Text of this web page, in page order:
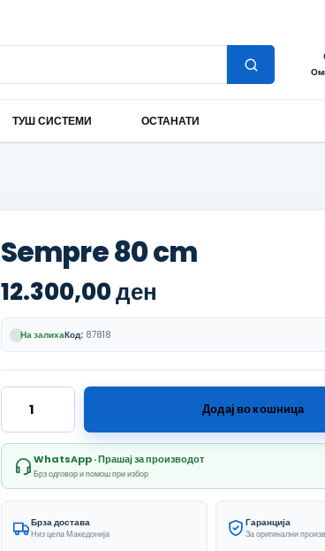
ТУШ СИСТЕМИ ОСТАНАТИ
Sempre 80 cm
12.300,00ден
На залихаКод:87818
Sempre 80 cm количина
Додај во кошница
WhatsApp · Прашај за производот
Брз одговор и помош при избор
Брза достава
Низ цела Македонија
Гаранција
За оригинални